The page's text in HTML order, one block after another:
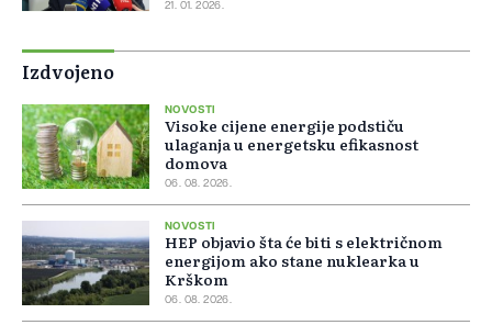
21. 01. 2026.
Izdvojeno
NOVOSTI
Visoke cijene energije podstiču
ulaganja u energetsku efikasnost
domova
06. 08. 2026.
NOVOSTI
HEP objavio šta će biti s električnom
energijom ako stane nuklearka u
Krškom
06. 08. 2026.